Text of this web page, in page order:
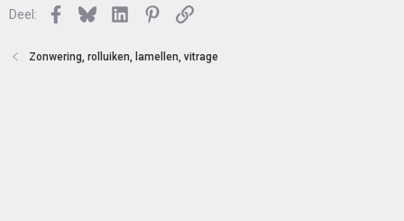
Deel: Facebook
BlueskyLinkedInPinterest
Link
Zonwering, rolluiken, lamellen, vitrage